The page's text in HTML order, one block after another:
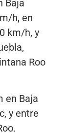
Baja
h, en
km/h, y
Roo
en Baja
y entre